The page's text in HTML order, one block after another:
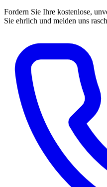
Fordern Sie Ihre kostenlose,
Sie ehrlich und melden uns